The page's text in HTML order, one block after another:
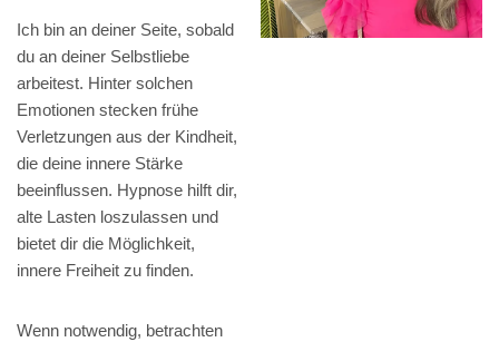
Ich bin an deiner Seite, sobald
du an deiner Selbstliebe
arbeitest. Hinter solchen
Emotionen stecken frühe
Verletzungen aus der Kindheit,
die deine innere Stärke
beeinflussen. Hypnose hilft dir,
alte Lasten loszulassen und
bietet dir die Möglichkeit,
innere Freiheit zu finden.
Wenn notwendig, betrachten